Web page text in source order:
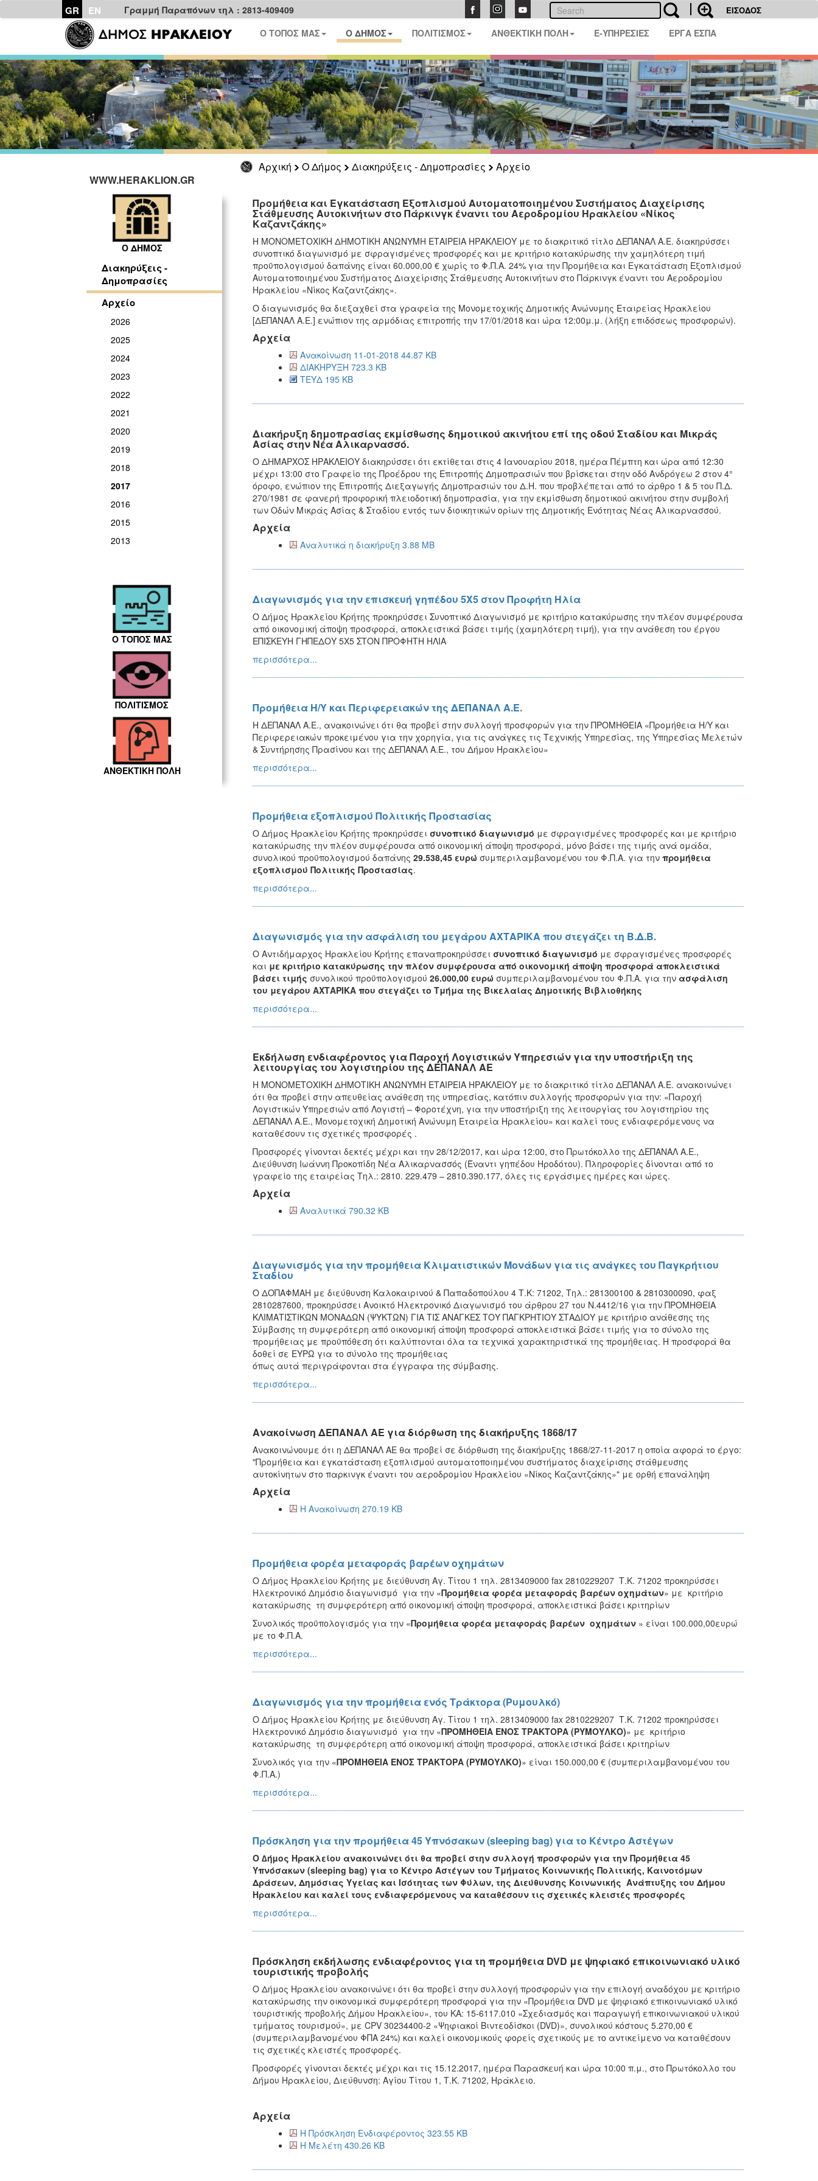
GR EN Γραμμή Παραπόνων τηλ : 2813-409409 ΕΙΣΟΔΟΣ
Ο ΤΟΠΟΣ ΜΑΣ Ο ΔΗΜΟΣ ΠΟΛΙΤΙΣΜΟΣ ΑΝΘΕΚΤΙΚΗ ΠΟΛΗ E-ΥΠΗΡΕΣΙΕΣ ΕΡΓΑ ΕΣΠΑ
Αρχική Ο Δήμος Διακηρύξεις - Δημοπρασίες
Αρχείο
WWW.HERAKLION.GR
Ο ΔΗΜΟΣ
Διακηρύξεις -
Δημοπρασίες
Αρχείο
2026
2025
2024
2023
2022
2021
2020
2019
2018
2017
2016
2015
2013
Ο ΤΟΠΟΣ ΜΑΣ
ΠΟΛΙΤΙΣΜΟΣ
ΑΝΘΕΚΤΙΚΗ ΠΟΛΗ
Προμήθεια και Εγκατάσταση Εξοπλισμού Αυτοματοποιημένου Συστήματος Διαχείρισης
Στάθμευσης Αυτοκινήτων στο Πάρκινγκ έναντι του Αεροδρομίου Ηρακλείου «Νίκος
Καζαντζάκης»
Η ΜΟΝΟΜΕΤΟΧΙΚΗ ΔΗΜΟΤΙΚΗ ΑΝΩΝΥΜΗ ΕΤΑΙΡΕΙΑ ΗΡΑΚΛΕΙΟΥ με το διακριτικό τίτλο ΔΕΠΑΝΑΛ Α.Ε. διακηρύσσει
συνοπτικό διαγωνισμό με σφραγισμένες προσφορές και με κριτήριο κατακύρωσης την χαμηλότερη τιμή
προϋπολογισμού δαπάνης είναι 60.000,00 € χωρίς το Φ.Π.Α. 24% για την Προμήθεια και Εγκατάσταση Εξοπλισμού
Αυτοματοποιημένου Συστήματος Διαχείρισης Στάθμευσης Αυτοκινήτων στο Πάρκινγκ έναντι του Αεροδρομίου
Ηρακλείου «Νίκος Καζαντζάκης».
Ο διαγωνισμός θα διεξαχθεί στα γραφεία της Μονομετοχικής Δημοτικής Ανώνυμης Εταιρείας Ηρακλείου
[ΔΕΠΑΝΑΛ Α.Ε.] ενώπιον της αρμόδιας επιτροπής την 17/01/2018 και ώρα 12:00μ.μ. (λήξη επιδόσεως προσφορών).
Αρχεία
Ανακοίνωση 11-01-2018 44.87 KB
ΔΙΑΚΗΡΥΞΗ 723.3 KB
ΤΕΥΔ 195 KB
Διακήρυξη δημοπρασίας εκμίσθωσης δημοτικού ακινήτου επί της οδού Σταδίου και Μικράς
Ασίας στην Νέα Αλικαρνασσό.
Ο ΔΗΜΑΡΧΟΣ ΗΡΑΚΛΕΙΟΥ διακηρύσσει ότι εκτίθεται στις 4 Ιανουαρίου 2018, ημέρα Πέμπτη και ώρα από 12:30
μέχρι 13:00 στο Γραφείο της Προέδρου της Επιτροπής Δημοπρασιών που βρίσκεται στην οδό Ανδρόγεω 2 στον 4°
όροφο, ενώπιον της Επιτροπής Διεξαγωγής Δημοπρασιών του Δ.Η. που προβλέπεται από το άρθρο 1 & 5 του Π.Δ.
270/1981 σε φανερή προφορική πλειοδοτική δημοπρασία, για την εκμίσθωση δημοτικού ακινήτου στην συμβολή
των Οδών Μικράς Ασίας & Σταδίου εντός των διοικητικών ορίων της Δημοτικής Ενότητας Νέας Αλικαρνασσού.
Αρχεία
Αναλυτικά η διακήρυξη 3.88 MB
Διαγωνισμός για την επισκευή γηπέδου 5Χ5 στον Προφήτη Ηλία
Ο Δήμος Ηρακλείου Κρήτης προκηρύσσει Συνοπτικό Διαγωνισμό με κριτήριο κατακύρωσης την πλέον συμφέρουσα
από οικονομική άποψη προσφορά, αποκλειστικά βάσει τιμής (χαμηλότερη τιμή), για την ανάθεση του έργου
ΕΠΙΣΚΕΥΗ ΓΗΠΕΔΟΥ 5Χ5 ΣΤΟΝ ΠΡΟΦΗΤΗ ΗΛΙΑ
περισσότερα...
Προμήθεια Η/Υ και Περιφερειακών της ΔΕΠΑΝΑΛ Α.Ε.
Η ΔΕΠΑΝΑΛ Α.Ε., ανακοινώνει ότι θα προβεί στην συλλογή προσφορών για την ΠΡΟΜΗΘΕΙΑ «Προμήθεια Η/Υ και
Περιφερειακών προκειμένου για την χορηγία, για τις ανάγκες τις Τεχνικής Υπηρεσίας, της Υπηρεσίας Μελετών
& Συντήρησης Πρασίνου και της ΔΕΠΑΝΑΛ Α.Ε., του Δήμου Ηρακλείου»
περισσότερα...
Προμήθεια εξοπλισμού Πολιτικής Προστασίας
Ο Δήμος Ηρακλείου Κρήτης προκηρύσσει συνοπτικό διαγωνισμό με σφραγισμένες προσφορές και με κριτήριο
κατακύρωσης την πλέον συμφέρουσα από οικονομική άποψη προσφορά, μόνο βάσει της τιμής ανά ομάδα,
συνολικού προϋπολογισμού δαπάνης 29.538,45 ευρώσυμπεριλαμβανομένου του Φ.Π.Α. για την προμήθεια
εξοπλισμού Πολιτικής Προστασίας.
περισσότερα...
Διαγωνισμός για την ασφάλιση του μεγάρου ΑΧΤΑΡΙΚΑ που στεγάζει τη Β.Δ.Β.
Ο Αντιδήμαρχος Ηρακλείου Κρήτης επαναπροκηρύσσει συνοπτικό διαγωνισμό με σφραγισμένες προσφορές
και με κριτήριο κατακύρωσης την πλέον συμφέρουσα από οικονομική άποψη προσφορά αποκλειστικά
βάσει τιμής συνολικού προϋπολογισμού 26.000,00 ευρώσυμπεριλαμβανομένου του Φ.Π.Α. για την ασφάλιση
του μεγάρου ΑΧΤΑΡΙΚΑ που στεγάζει το Τμήμα της Βικελαίας Δημοτικής Βιβλιοθήκης
περισσότερα...
Εκδήλωση ενδιαφέροντος για Παροχή Λογιστικών Υπηρεσιών για την υποστήριξη της
λειτουργίας του λογιστηρίου της ΔΕΠΑΝΑΛ ΑΕ
Η ΜΟΝΟΜΕΤΟΧΙΚΗ ΔΗΜΟΤΙΚΗ ΑΝΩΝΥΜΗ ΕΤΑΙΡΕΙΑ ΗΡΑΚΛΕΙΟΥ με το διακριτικό τίτλο ΔΕΠΑΝΑΛ Α.Ε. ανακοινώνει
ότι θα προβεί στην απευθείας ανάθεση της υπηρεσίας, κατόπιν συλλογής προσφορών για την: «Παροχή
Λογιστικών Υπηρεσιών από Λογιστή – Φοροτέχνη, για την υποστήριξη της λειτουργίας του λογιστηρίου της
ΔΕΠΑΝΑΛ Α.Ε., Μονομετοχική Δημοτική Ανώνυμη Εταιρεία Ηρακλείου» και καλεί τους ενδιαφερόμενους να
καταθέσουν τις σχετικές προσφορές .
Προσφορές γίνονται δεκτές μέχρι και την 28/12/2017, και ώρα 12:00, στο Πρωτόκολλο της ΔΕΠΑΝΑΛ Α.Ε.,
Διεύθυνση Ιωάννη Προκοπίδη Νέα Αλικαρνασσός (Έναντι γηπέδου Ηροδότου). Πληροφορίες δίνονται από το
γραφείο της εταιρείας Τηλ.: 2810. 229.479 – 2810.390.177, όλες τις εργάσιμες ημέρες και ώρες.
Αρχεία
Αναλυτικά 790.32 KB
Διαγωνισμός για την προμήθεια Κλιματιστικών Μονάδων για τις ανάγκες του Παγκρήτιου
Σταδίου
Ο ΔΟΠΑΦΜΑΗ με διεύθυνση Καλοκαιρινού & Παπαδοπούλου 4 Τ.Κ: 71202, Τηλ.: 281300100 & 2810300090, φαξ
2810287600, προκηρύσσει Ανοικτό Ηλεκτρονικό Διαγωνισμό του άρθρου 27 του Ν.4412/16 για την ΠΡΟΜΗΘΕΙΑ
ΚΛΙΜΑΤΙΣΤΙΚΩΝ ΜΟΝΑΔΩΝ (ΨΥΚΤΩΝ) ΓΙΑ ΤΙΣ ΑΝΑΓΚΕΣ ΤΟΥ ΠΑΓΚΡΗΤΙΟΥ ΣΤΑΔΙΟΥ με κριτήριο ανάθεσης της
Σύμβασης τη συμφερότερη από οικονομική άποψη προσφορά αποκλειστικά βάσει τιμής για το σύνολο της
προμήθειας με προϋπόθεση ότι καλύπτονται όλα τα τεχνικά χαρακτηριστικά της προμήθειας. Η προσφορά θα
δοθεί σε ΕΥΡΩ για το σύνολο της προμήθειας
όπως αυτά περιγράφονται στα έγγραφα της σύμβασης.
περισσότερα...
Ανακοίνωση ΔΕΠΑΝΑΛ ΑΕ για διόρθωση της διακήρυξης 1868/17
Ανακοινώνουμε ότι η ΔΕΠΑΝΑΛ ΑΕ θα προβεί σε διόρθωση της διακήρυξης 1868/27-11-2017 η οποία αφορά το έργο:
"Προμήθεια και εγκατάσταση εξοπλισμού αυτοματοποιημένου συστήματος διαχείρισης στάθμευσης
αυτοκίνητων στο παρκινγκ έναντι του αεροδρομίου Ηρακλείου «Νίκος Καζαντζάκης»" με ορθή επανάληψη
Αρχεία
Η Ανακοίνωση 270.19 KB
Προμήθεια φορέα μεταφοράς βαρέων οχημάτων
Ο Δήμος Ηρακλείου Κρήτης με διεύθυνση Αγ. Τίτου 1 τηλ. 2813409000 fax 2810229207 Τ.Κ. 71202 προκηρύσσει
Ηλεκτρονικό Δημόσιο διαγωνισμό για την «Προμήθεια φορέα μεταφοράς βαρέων οχημάτων» με κριτήριο
κατακύρωσης τη συμφερότερη από οικονομική άποψη προσφορά, αποκλειστικά βάσει κριτηρίων
Συνολικός προϋπολογισμός για την «Προμήθεια φορέα μεταφοράς βαρέων οχημάτων » είναι 100.000,00ευρώ
με το Φ.Π.Α.
περισσότερα...
Διαγωνισμός για την προμήθεια ενός Τράκτορα (Ρυμουλκό)
Ο Δήμος Ηρακλείου Κρήτης με διεύθυνση Αγ. Τίτου 1 τηλ. 2813409000 fax 2810229207 Τ.Κ. 71202 προκηρύσσει
Ηλεκτρονικό Δημόσιο διαγωνισμό για την «ΠΡΟΜΗΘΕΙΑ ΕΝΟΣ ΤΡΑΚΤΟΡΑ (ΡΥΜΟΥΛΚΟ)» με κριτήριο
κατακύρωσης τη συμφερότερη από οικονομική άποψη προσφορά, αποκλειστικά βάσει κριτηρίων
Συνολικός για την «ΠΡΟΜΗΘΕΙΑ ΕΝΟΣ ΤΡΑΚΤΟΡΑ (ΡΥΜΟΥΛΚΟ)» είναι 150.000,00 € (συμπεριλαμβανομένου του
Φ.Π.Α.)
περισσότερα...
Πρόσκληση για την προμήθεια 45 Υπνόσακων (sleeping bag) για το Κέντρο Αστέγων
Ο ∆ήµος Ηρακλείου ανακοινώνει ότι θα προβεί στην συλλογή προσφορών για την Προμήθεια 45
Υπνόσακων (sleeping bag) για το Κέντρο Αστέγων του Τμήματος Κοινωνικής Πολιτικής, Καινοτόμων
Δράσεων, Δημόσιας Υγείας και Ισότητας των Φύλων, της Διεύθυνσης Κοινωνικής Ανάπτυξης του Δήμου
Ηρακλείου και καλεί τους ενδιαφερόμενους να καταθέσουν τις σχετικές κλειστές προσφορές
περισσότερα...
Πρόσκληση εκδήλωσης ενδιαφέροντος για τη προμήθεια DVD με ψηφιακό επικοινωνιακό υλικό
τουριστικής προβολής
Ο Δήμος Ηρακλείου ανακοινώνει ότι θα προβεί στην συλλογή προσφορών για την επιλογή αναδόχου με κριτήριο
κατακύρωσης την οικονομικά συμφερότερη προσφορά για την «Προμήθεια DVD με ψηφιακό επικοινωνιακό υλικό
τουριστικής προβολής Δήμου Ηρακλείου», του ΚΑ: 15-6117.010 «Σχεδιασμός και παραγωγή επικοινωνιακού υλικού
τμήματος τουρισμού», με CPV 30234400-2 «Ψηφιακοί Βιντεοδίσκοι (DVD)», συνολικού κόστους 5.270,00 €
(συμπεριλαμβανομένου ΦΠΑ 24%) και καλεί οικονομικούς φορείς σχετικούς με το αντικείμενο να καταθέσουν
τις σχετικές κλειστές προσφορές.
Προσφορές γίνονται δεκτές μέχρι και τις 15.12.2017, ημέρα Παρασκευή και ώρα 10:00 π.μ., στο Πρωτόκολλο του
Δήμου Ηρακλείου, Διεύθυνση: Αγίου Τίτου 1, Τ.Κ. 71202, Ηράκλειο.
Αρχεία
Η Πρόσκληση Ενδιαφέροντος 323.55 KB
Η Μελέτη 430.26 KB